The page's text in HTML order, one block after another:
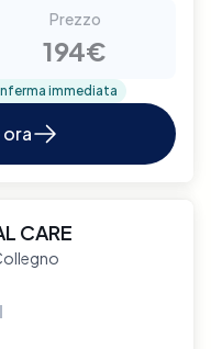
Prezzo
194€
immediata
CARE